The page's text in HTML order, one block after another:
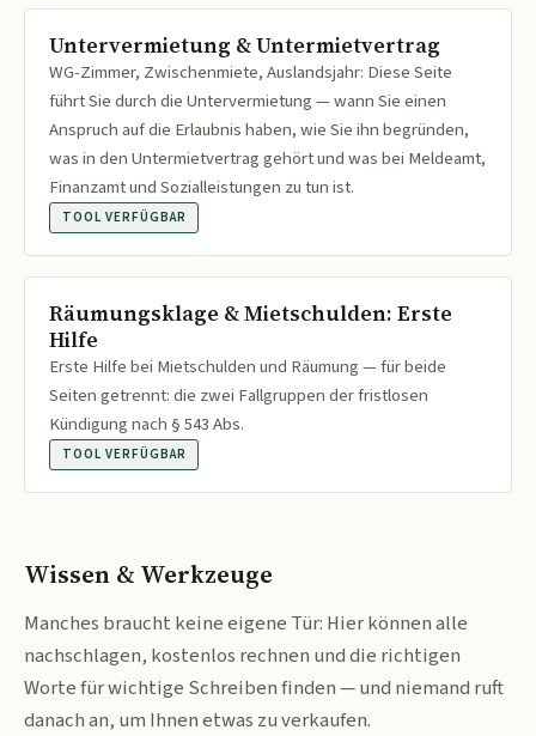
Untervermietung & Untermietvertrag
WG-Zimmer, Zwischenmiete, Auslandsjahr: Diese Seite
führt Sie durch die Untervermietung — wann Sie einen
Anspruch auf die Erlaubnis haben, wie Sie ihn begründen,
was in den Untermietvertrag gehört und was bei Meldeamt,
Finanzamt und Sozialleistungen zu tun ist.
TOOL VERFÜGBAR
Räumungsklage & Mietschulden: Erste
Hilfe
Erste Hilfe bei Mietschulden und Räumung — für beide
Seiten getrennt: die zwei Fallgruppen der fristlosen
Kündigung nach § 543 Abs.
TOOL VERFÜGBAR
Wissen & Werkzeuge
Manches braucht keine eigene Tür: Hier können alle
nachschlagen, kostenlos rechnen und die richtigen
Worte für wichtige Schreiben finden — und niemand ruft
danach an, um Ihnen etwas zu verkaufen.